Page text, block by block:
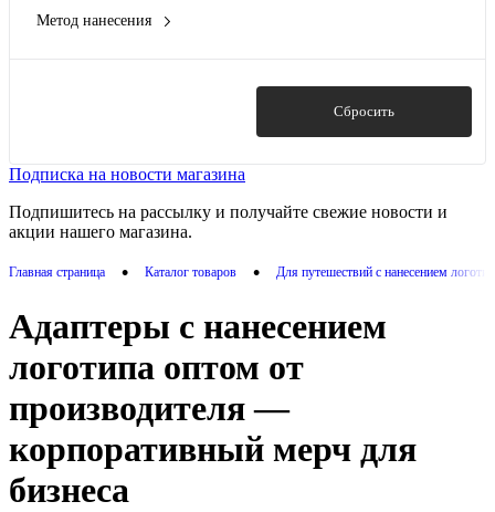
металл(1)
Метод нанесения
Цифровая печать(1)
Сбросить
Подписка на новости магазина
Подпишитесь на рассылку и получайте свежие новости и
акции нашего магазина.
Главная страница • Каталог товаров • Для путешествий с нанесением
Адаптеры с нанесением
логотипа оптом от
производителя —
корпоративный мерч для
бизнеса